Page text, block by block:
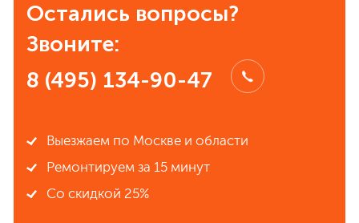
Остались вопросы?
Звоните:
8 (495) 134-90-47
Выезжаем по Москве и области
Ремонтируем за 15 минут
Со скидкой 25%